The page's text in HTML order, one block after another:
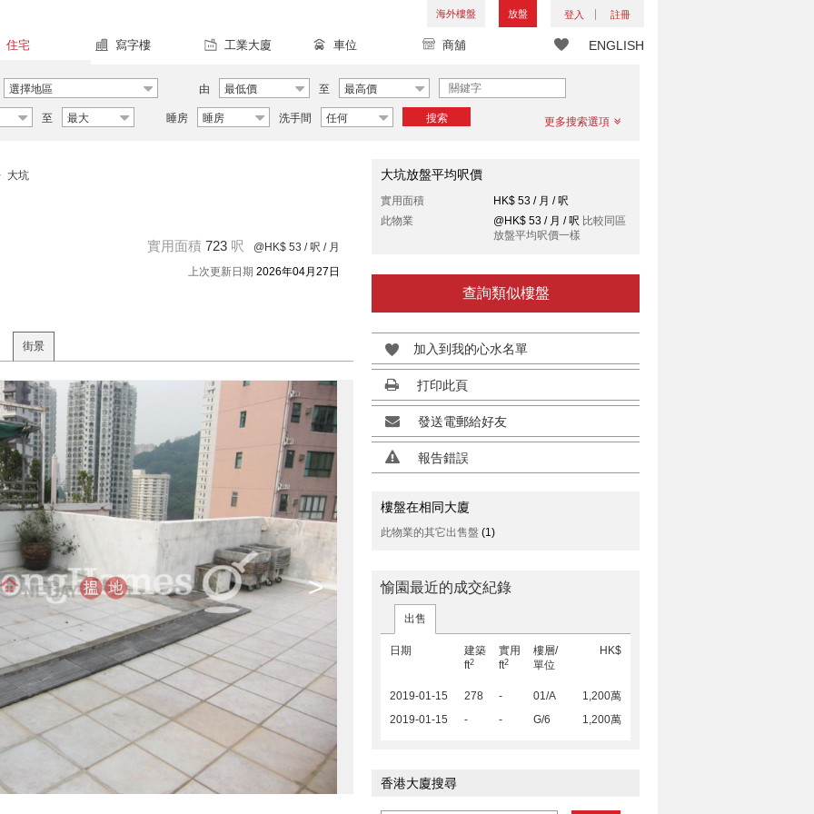
海外樓盤 放盤 登入 註冊
ENGLISH
住宅 寫字樓 工業大廈 車位 商舖
選擇地區 由 最低價 至 最高價
至 最大 睡房 睡房 洗手間 任何 搜索 更多搜索選項
大坑
實用面積 723 呎 @HK$ 53 / 呎 / 月
上次更新日期 2026年04月27日
街景
>
大坑放盤平均呎價
實用面積
HK$ 53 / 月 / 呎
此物業
@HK$ 53 / 月 / 呎 比較同區
放盤平均呎價一樣
查詢類似樓盤
加入到我的心水名單
打印此頁
發送電郵給好友
報告錯誤
樓盤在相同大廈
此物業的其它出售盤 (1)
愉園最近的成交紀錄
出售
日期
建築
ft2
實用
ft2
樓層/
單位
HK$
2019-01-15 278 - 01/A
1,200萬
2019-01-15
- - G/6 1,200萬
香港大廈搜尋